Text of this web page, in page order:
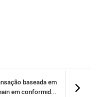
baseada em
em conformid...